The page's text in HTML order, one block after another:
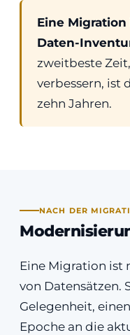
Eine
Daten-
zweitbeste
verbessern, ist
zehn Jahren.
NACH DER
Eine Migration ist
von Datensätzen.
Gelegenheit,
Epoche an die